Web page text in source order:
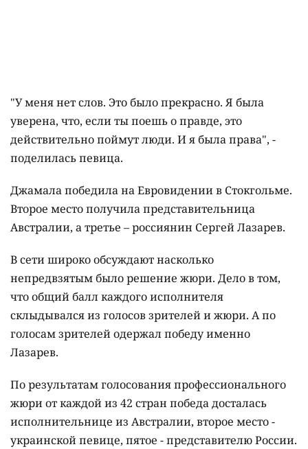
"У меня нет слов. Это было прекрасно. Я была
уверена, что, если ты поешь о правде, это
действительно поймут люди. И я была права", -
поделилась певица.
Джамала победила на Евровидении в Стокгольме.
Второе место получила представительница
Австралии, а третье – россиянин Сергей Лазарев.
В сети широко обсуждают насколько
непредвзятым было решение жюри. Дело в том,
что общий балл каждого исполнителя
склыдывался из голосов зрителей и жюри. А по
голосам зрителей одержал победу именно
Лазарев.
По результатам голосования профессионального
жюри от каждой из 42 стран победа досталась
исполнительнице из Австралии, второе место -
украинской певице, пятое - представителю России.